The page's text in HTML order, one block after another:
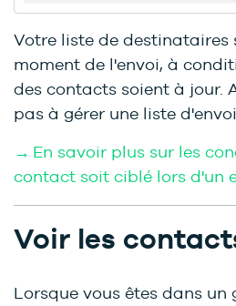
Votre liste de destinataires
moment de l'envoi, à
des contacts soient à jour.
pas à gérer une liste
→ En savoir plus sur les
contact soit ciblé lors d'un
Voir les
Lorsque vous êtes dans un